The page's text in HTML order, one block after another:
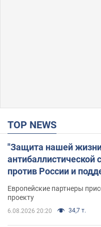
TOP NEWS
"Защита нашей
антибаллистической
против России и
Европейские партнеры
проекту
6.08.2026 20:20 34,7 т.